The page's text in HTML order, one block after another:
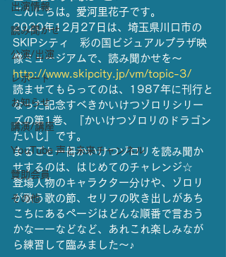
出演情報
読み聞かせ
公演/出演
レポート
お知らせ
講演/講座
YouTube 声と未来チャンネル
賛助会員
その他
こんにちは。愛河里花子です。
2020年12月27日は、埼玉県川口市の
SKIPシティ　彩の国ビジュアルプラザ映
像ミュージアムで、読み聞かせを〜
http://www.skipcity.jp/vm/topic-3/
読ませてもらってのは、1987年に刊行と
なった記念すべきかいけつゾロリシリー
ズの第1巻、『かいけつゾロリのドラゴン
たいじ』です。
まるごと一冊かいけつゾロリを読み聞か
せするのは、はじめてのチャレンジ☆
登場人物のキャラクター分けや、ゾロリ
が歌う歌の節、セリフの吹き出しがあち
こちにあるページはどんな順番で言おう
かなーーなどなど、あれこれ楽しみなが
ら練習して臨みました〜♪